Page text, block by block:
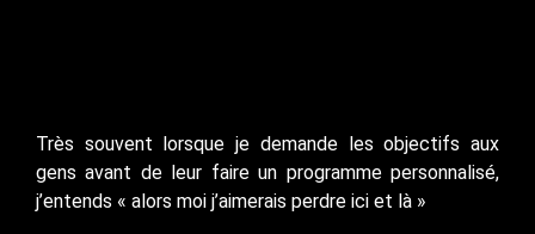
Très souvent lorsque je demande les objectifs aux
gens avant de leur faire un programme personnalisé,
j’entends « alors moi j’aimerais perdre ici et là »